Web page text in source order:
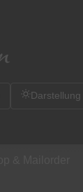
Darstellung